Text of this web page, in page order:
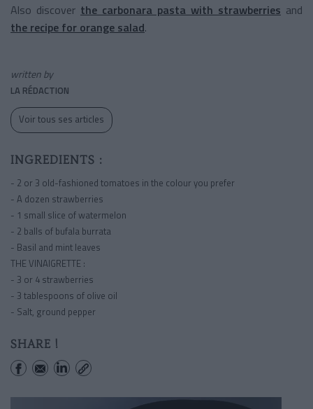
Also discover the carbonara pasta with strawberries and
the recipe for orange salad.
written by
LA RÉDACTION
Voir tous ses articles
INGREDIENTS :
- 2 or 3 old-fashioned tomatoes in the colour you prefer
- A dozen strawberries
- 1 small slice of watermelon
- 2 balls of bufala burrata
- Basil and mint leaves
THE VINAIGRETTE :
- 3 or 4 strawberries
- 3 tablespoons of olive oil
- Salt, ground pepper
SHARE !